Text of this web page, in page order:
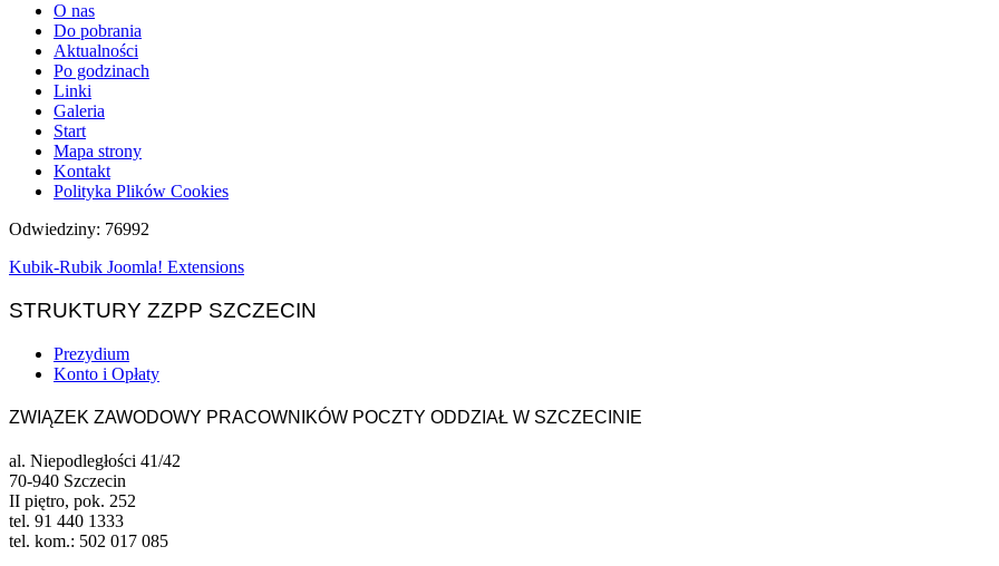
O nas
Do pobrania
Aktualności
Po godzinach
Linki
Galeria
Start
Mapa strony
Kontakt
Polityka Plików Cookies
Odwiedziny: 76992
Kubik-Rubik Joomla! Extensions
STRUKTURY ZZPP SZCZECIN
Prezydium
Konto i Opłaty
ZWIĄZEK ZAWODOWY PRACOWNIKÓW POCZTY ODDZIAŁ W SZCZECINIE
al. Niepodległości 41/42
70-940 Szczecin
II piętro, pok. 252
tel. 91 440 1333
tel. kom.: 502 017 085